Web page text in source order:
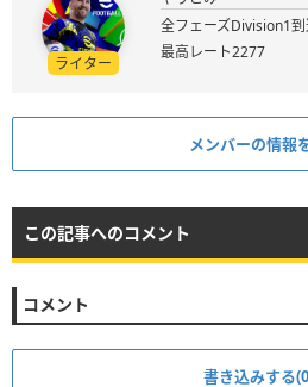
ライター
全フェーズDivision1
最高レート2277
メンバーの情報
この記事へのコメント
コメント
書き込みする